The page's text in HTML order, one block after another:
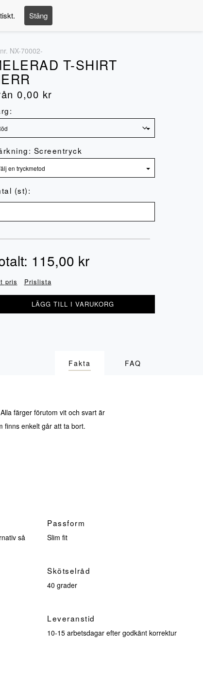
NX-70002-
T-SHIRT
0,00 kr
Screentryck
(st):
115,00 kr
pris Prislista
LÄGG TILL I VARUKORG
Fakta FAQ
färger förutom vit och svart är
finns enkelt går att ta bort.
så
Passform
Slim fit
Skötselråd
40 grader
Leveranstid
10-15 arbetsdagar efter godkänt korrektur
Stäng